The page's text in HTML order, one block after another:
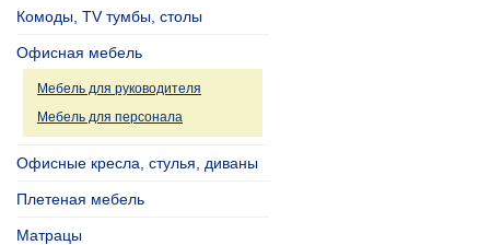
Комоды, TV тумбы, столы
Офисная мебель
Мебель для руководителя
Мебель для персонала
Офисные кресла, стулья, диваны
Плетеная мебель
Матрацы